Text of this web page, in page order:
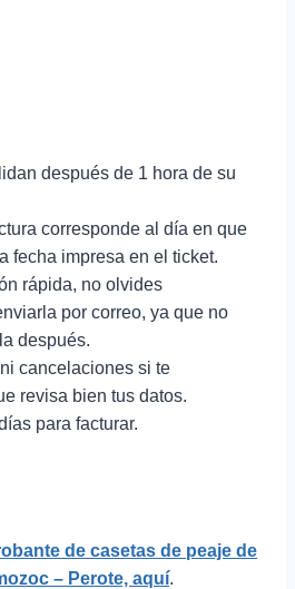
después de 1 hora de su
corresponde al día en que
fecha impresa en el ticket.
rápida, no olvides
por correo, ya que no
después.
cancelaciones si te
revisa bien tus datos.
para facturar.
de casetas de peaje de
– Perote, aquí.